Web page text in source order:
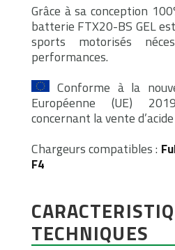
Grâce à sa conception
batterie FTX20-BS GEL
sports motorisés
performances.
Conforme à la
Européenne (UE)
concernant la vente
Chargeurs compatibles :
F4
TECHNIQUES